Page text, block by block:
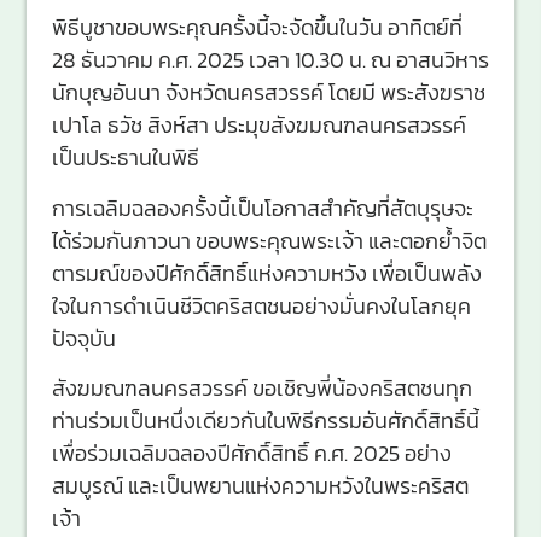
พิธีบูชาขอบพระคุณครั้งนี้จะจัดขึ้นในวัน อาทิตย์ที่
28 ธันวาคม ค.ศ. 2025 เวลา 10.30 น. ณ อาสนวิหาร
นักบุญอันนา จังหวัดนครสวรรค์ โดยมี พระสังฆราช
เปาโล ธวัช สิงห์สา ประมุขสังฆมณฑลนครสวรรค์
เป็นประธานในพิธี
การเฉลิมฉลองครั้งนี้เป็นโอกาสสำคัญที่สัตบุรุษจะ
ได้ร่วมกันภาวนา ขอบพระคุณพระเจ้า และตอกย้ำจิต
ตารมณ์ของปีศักดิ์สิทธิ์แห่งความหวัง เพื่อเป็นพลัง
ใจในการดำเนินชีวิตคริสตชนอย่างมั่นคงในโลกยุค
ปัจจุบัน
สังฆมณฑลนครสวรรค์ ขอเชิญพี่น้องคริสตชนทุก
ท่านร่วมเป็นหนึ่งเดียวกันในพิธีกรรมอันศักดิ์สิทธิ์นี้
เพื่อร่วมเฉลิมฉลองปีศักดิ์สิทธิ์ ค.ศ. 2025 อย่าง
สมบูรณ์ และเป็นพยานแห่งความหวังในพระคริสต
เจ้า